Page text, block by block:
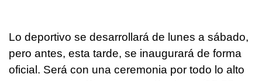
Lo deportivo se desarrollará de lunes a sábado,
pero antes, esta tarde, se inaugurará de forma
oficial. Será con una ceremonia por todo lo alto